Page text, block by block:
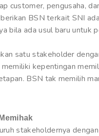
customer, pengusaha,
BSN terkait SNI
bila ada usul baru untuk
satu stakeholder
kepentingan
BSN tak memilih
stakeholdernya